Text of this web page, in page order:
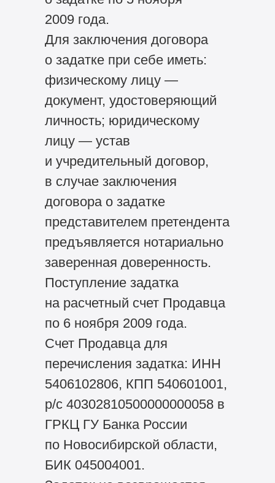
2009 года.
Для заключения договора
о задатке при себе иметь:
физическому лицу —
документ, удостоверяющий
личность; юридическому
лицу — устав
и учредительный договор,
в случае заключения
договора о задатке
представителем претендента
предъявляется нотариально
заверенная доверенность.
Поступление задатка
на расчетный счет Продавца
по 6 ноября 2009 года.
Счет Продавца для
перечисления задатка: ИНН
5406102806, КПП 540601001,
р/с 40302810500000000058 в
ГРКЦ ГУ Банка России
по Новосибирской области,
БИК 045004001.